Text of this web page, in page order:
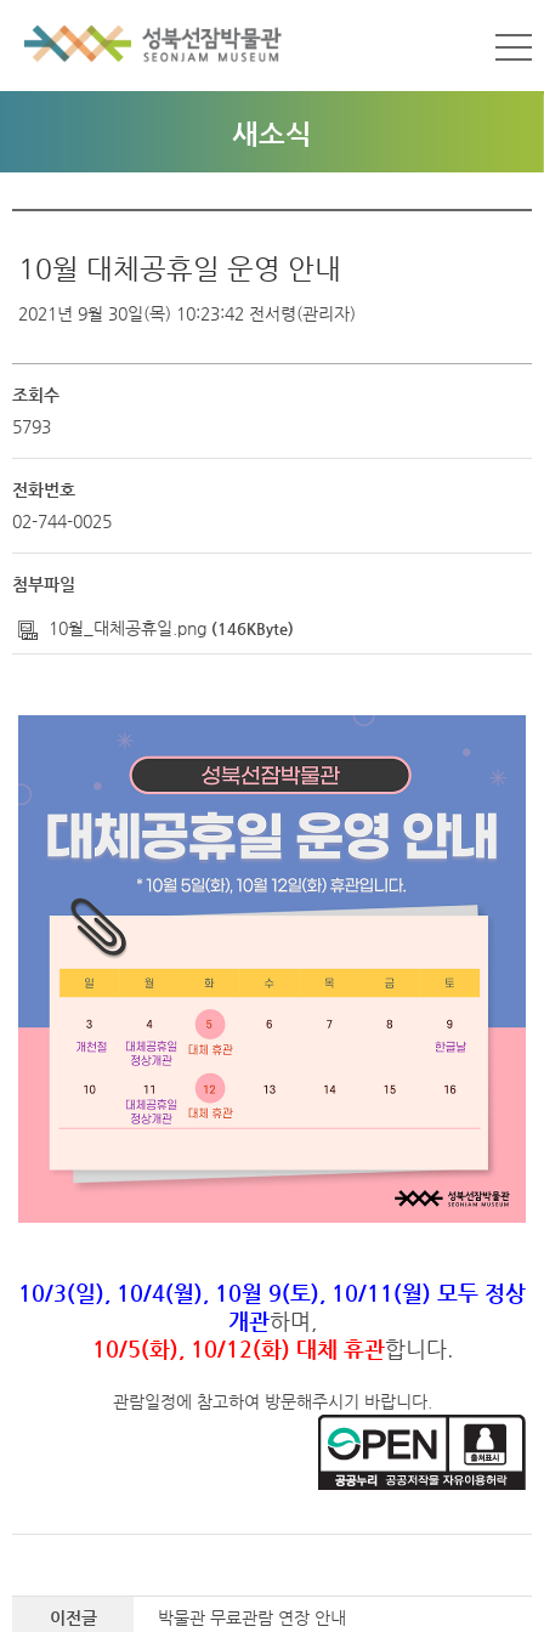
새소식
10월 대체공휴일 운영 안내
2021년 9월 30일(목) 10:23:42 전서령(관리자)
조회수
5793
전화번호
02-744-0025
첨부파일
10월_대체공휴일.png (146KByte)
10/3(일), 10/4(월), 10월 9(토), 10/11(월) 모두 정상
개관하며,
10/5(화), 10/12(화) 대체 휴관합니다.
관람일정에 참고하여 방문해주시기 바랍니다.
이전글 박물관 무료관람 연장 안내